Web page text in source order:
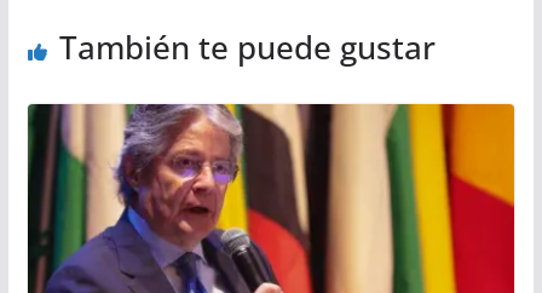
También te puede gustar